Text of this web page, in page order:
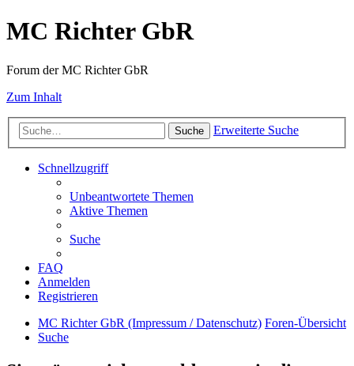
MC Richter GbR
Forum der MC Richter GbR
Zum Inhalt
Suche Erweiterte Suche
Schnellzugriff
Unbeantwortete Themen
Aktive Themen
Suche
FAQ
Anmelden
Registrieren
MC Richter GbR (Impressum / Datenschutz) Foren-Übersicht
Suche